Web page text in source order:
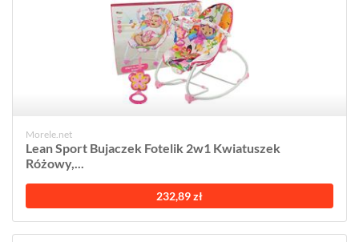
Morele.net
Lean Sport Bujaczek Fotelik 2w1 Kwiatuszek
Różowy,...
232,89 zł